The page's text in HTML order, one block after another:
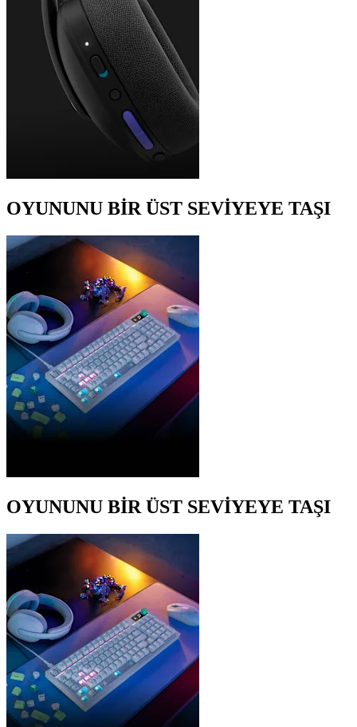
OYUNUNU BİR ÜST SEVİYEYE TAŞI
OYUNUNU BİR ÜST SEVİYEYE TAŞI